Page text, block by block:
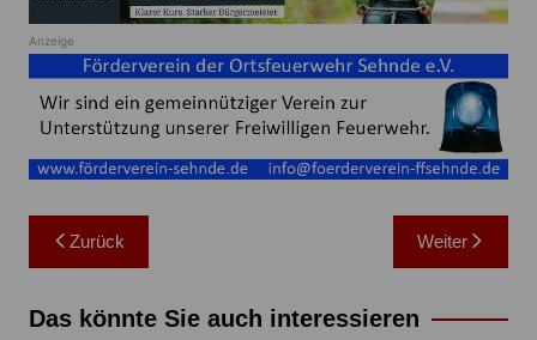
Anzeige
Beitragsnavigation
Zurück Weiter
Das könnte Sie auch interessieren